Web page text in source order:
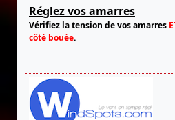
Réglez vos amarres
Vérifiez la tension de vos amarres
côté bouée.